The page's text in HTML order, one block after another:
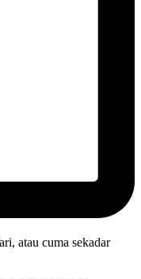
atau cuma sekadar